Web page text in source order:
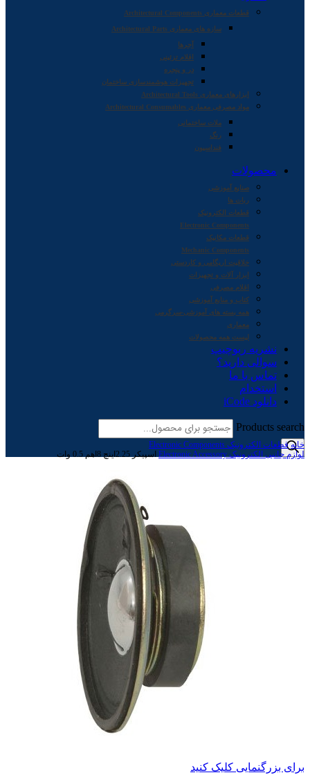
قطعات معماری Architectural Components
سازه های معماری Architectural Parts
آجرها
اقلام تزئینی
در و پنجره
تجهیزات هوشمندسازی ساختمان
ابزارهای معماری Architectural Tools
مواد مصرفی معماری Architectural Consumables
ملات ساختمانی
رنگ
فنداسیون
محصولات
صنایع آموزشی
ربات ها
قطعات الکترونیک
Electronic Components
قطعات مکانیک
Mechanic Components
خلاقیت اریگامی و کاردستی
ابزار آلات و تجهیزات
اقلام مصرفی
کتاب و منابع آموزشی
همه بسته های آموزشی-سرگرمی
معماری
لیست همه محصولات
نشریه ربوچیپ
سوالی دارید؟
تماس با ما
استخدام
دانلود iCode
Products search
خانه قطعات الکترونیک Electronic Components
لوازم جانبی الکترونیک Electronic Accessory
اسپیکر 2.25اینچ 8اهم 0.5 وات
برای بزرگنمایی کلیک کنید